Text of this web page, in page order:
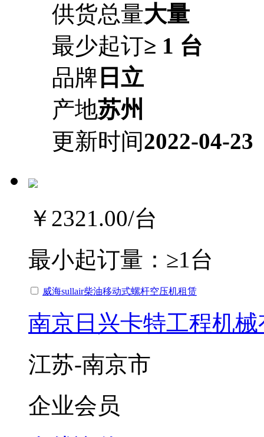
供货总量大量
最少起订≥ 1 台
品牌 日立
产地苏州
更新时间2022-04-23
￥2321.00/台
最小起订量： ≥1台
威海sullair柴油移动式螺杆空压机租赁
南京日兴卡特工程机
江苏-南京市
企业会员